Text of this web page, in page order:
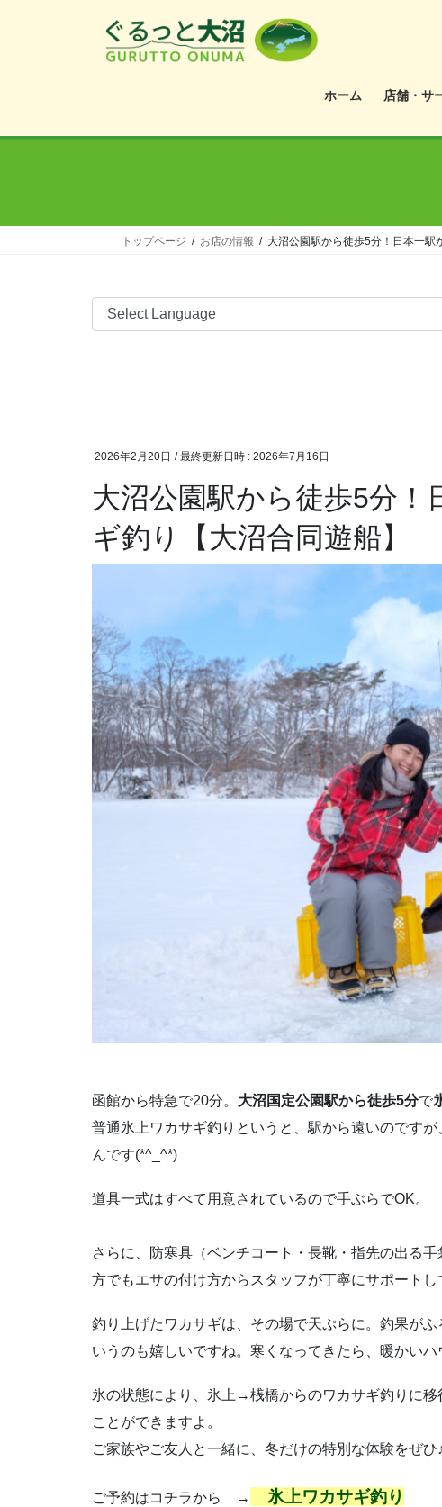
ホーム 店舗・サ
トップページ お店の情報 大沼公園駅から徒歩5分！日本一駅
2026年2月20日 / 最終更新日時 : 2026年7月16日
大沼公園駅から徒歩5分！
ギ釣り【大沼合同遊船】
函館から特急で20分。 大沼国定公園駅から徒歩5分で
普通氷上ワカサギ釣りというと、駅から遠いのですが
んです(*^_^*)
道具一式はすべて用意されているので手ぶらでOK。
さらに、防寒具（ベンチコート・長靴・指先の出る
方でもエサの付け方からスタッフが丁寧にサポートし
釣り上げたワカサギは、その場で天ぷらに。釣果が
いうのも嬉しいですね。寒くなってきたら、暖かいハ
氷の状態により、氷上→桟橋からのワカサギ釣りに移
ことができますよ。
ご家族やご友人と一緒に、冬だけの特別な体験をぜひ
ご予約はコチラから → 氷上ワカサギ釣り